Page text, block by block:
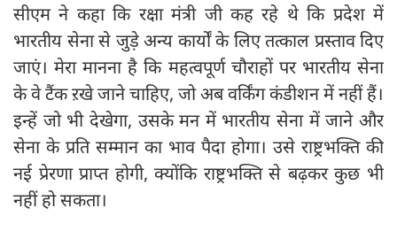
सीएम ने कहा कि रक्षा मंत्री जी कह रहे थे कि प्रदेश में
भारतीय सेना से जुड़े अन्य कार्यों के लिए तत्काल प्रस्ताव दिए
जाएं। मेरा मानना है कि महत्वपूर्ण चौराहों पर भारतीय सेना
के वे टैंक ऱखे जाने चाहिए, जो अब वर्किंग कंडीशन में नहीं हैं।
इन्हें जो भी देखेगा, उसके मन में भारतीय सेना में जाने और
सेना के प्रति सम्मान का भाव पैदा होगा। उसे राष्ट्रभक्ति की
नई प्रेरणा प्राप्त होगी, क्योंकि राष्ट्रभक्ति से बढ़कर कुछ भी
नहीं हो सकता।